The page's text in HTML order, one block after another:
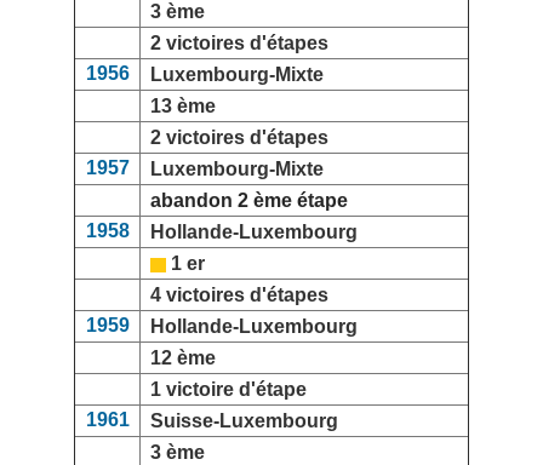
3 ème
2 victoires d'étapes
1956
Luxembourg-Mixte
13 ème
2 victoires d'étapes
1957
Luxembourg-Mixte
abandon 2 ème étape
1958
Hollande-Luxembourg
1 er
4 victoires d'étapes
1959
Hollande-Luxembourg
12 ème
1 victoire d'étape
1961
Suisse-Luxembourg
3 ème